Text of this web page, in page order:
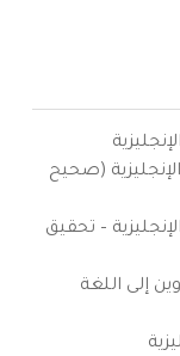
(صحيح
– تحقيق
إلى اللغة